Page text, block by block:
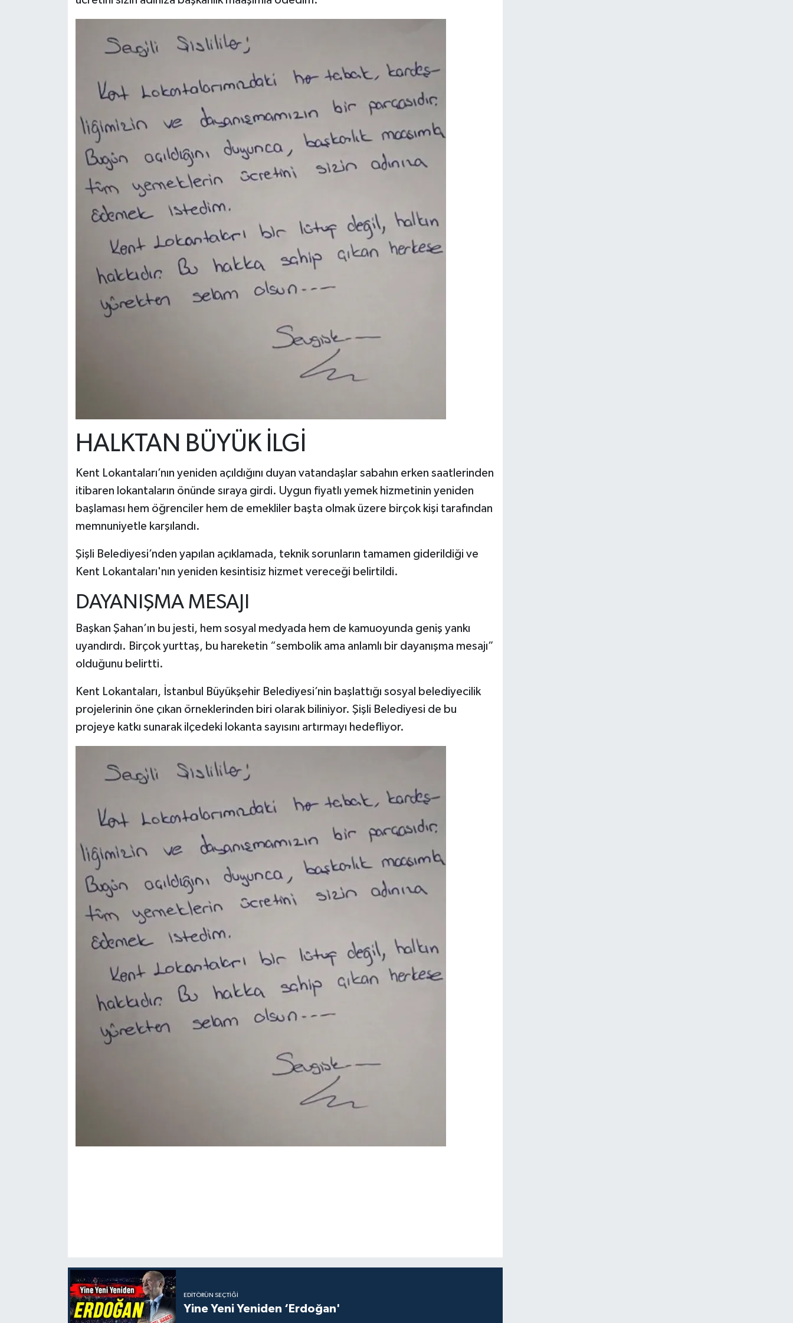
HALKTAN BÜYÜK İLGİ
Kent Lokantaları’nın yeniden açıldığını duyan vatandaşlar sabahın erken saatlerinden
itibaren lokantaların önünde sıraya girdi. Uygun fiyatlı yemek hizmetinin yeniden
başlaması hem öğrenciler hem de emekliler başta olmak üzere birçok kişi tarafından
memnuniyetle karşılandı.
Şişli Belediyesi’nden yapılan açıklamada, teknik sorunların tamamen giderildiği ve
Kent Lokantaları'nın yeniden kesintisiz hizmet vereceği belirtildi.
DAYANIŞMA MESAJI
Başkan Şahan’ın bu jesti, hem sosyal medyada hem de kamuoyunda geniş yankı
uyandırdı. Birçok yurttaş, bu hareketin “sembolik ama anlamlı bir dayanışma mesajı”
olduğunu belirtti.
Kent Lokantaları, İstanbul Büyükşehir Belediyesi’nin başlattığı sosyal belediyecilik
projelerinin öne çıkan örneklerinden biri olarak biliniyor. Şişli Belediyesi de bu
projeye katkı sunarak ilçedeki lokanta sayısını artırmayı hedefliyor.
EDITÖRÜN SEÇTIĞI
Yine Yeni Yeniden ‘Erdoğan'